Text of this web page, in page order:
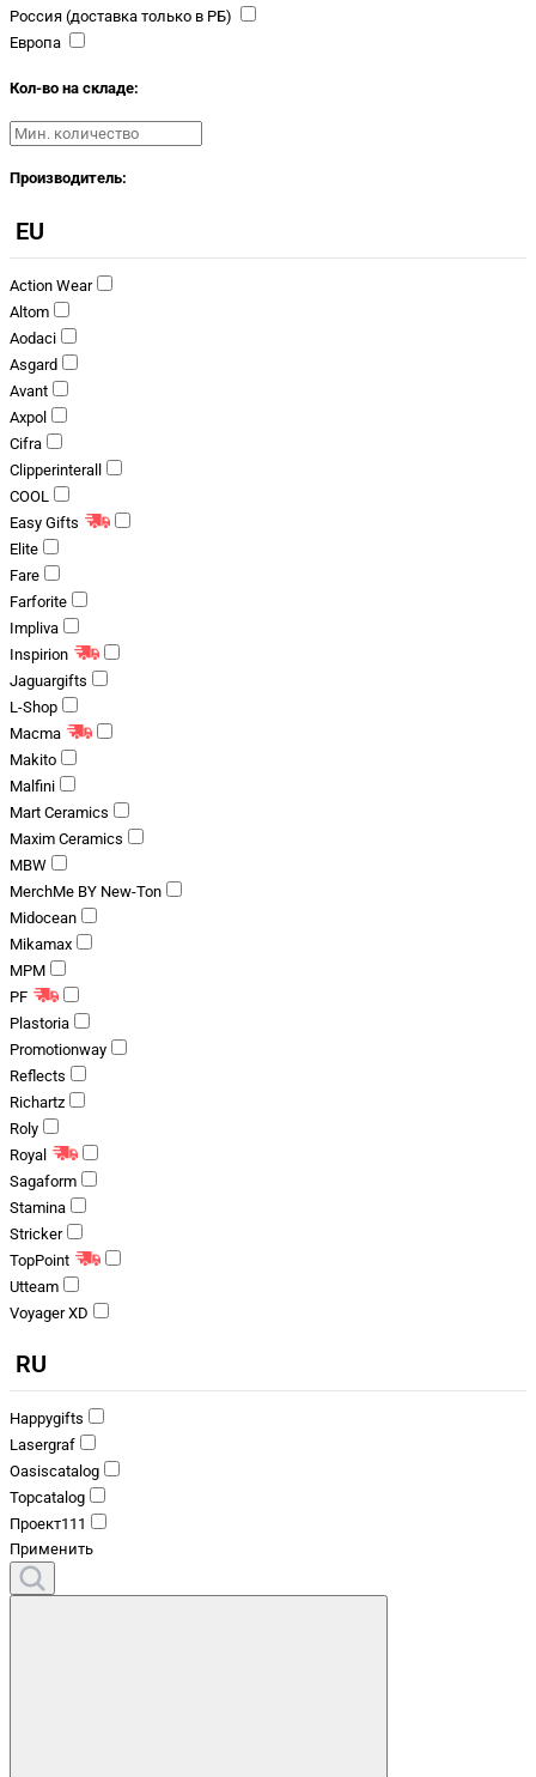
Россия (доставка только в РБ)
Европа
Кол-во на складе:
Производитель:
EU
Action Wear
Altom
Aodaci
Asgard
Avant
Axpol
Cifra
Clipperinterall
COOL
Easy Gifts
Elite
Fare
Farforite
Impliva
Inspirion
Jaguargifts
L-Shop
Macma
Makito
Malfini
Mart Ceramics
Maxim Ceramics
MBW
MerchMe BY New-Ton
Midocean
Mikamax
MPM
PF
Plastoria
Promotionway
Reflects
Richartz
Roly
Royal
Sagaform
Stamina
Stricker
TopPoint
Utteam
Voyager XD
RU
Happygifts
Lasergraf
Oasiscatalog
Topcatalog
Проект111
Применить